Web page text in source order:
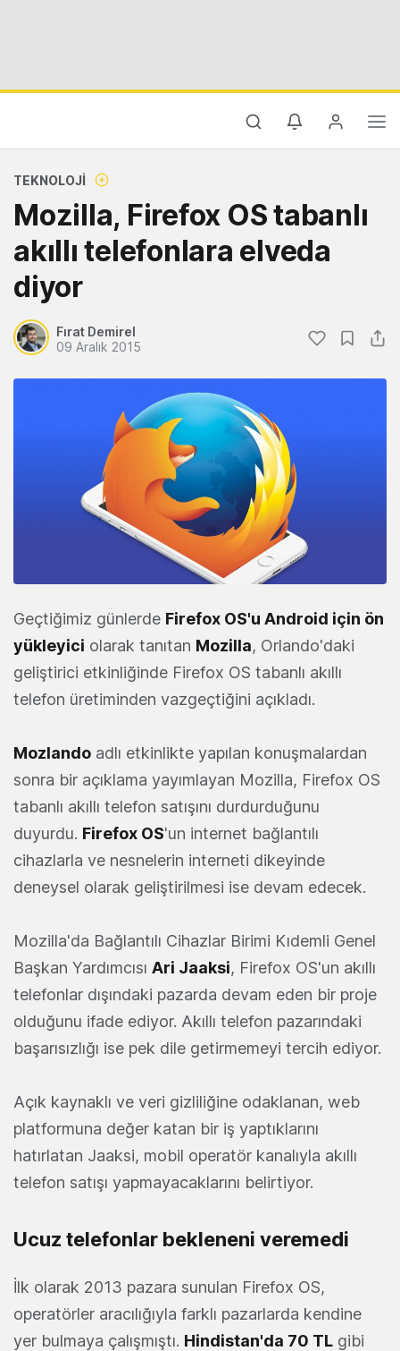
TEKNOLOJI
Mozilla, Firefox OS tabanlı
akıllı telefonlara elveda
diyor
Fırat Demirel
09 Aralık 2015
Geçtiğimiz günlerde Firefox OS'u Android için ön
yükleyici olarak tanıtan Mozilla, Orlando'daki
geliştirici etkinliğinde Firefox OS tabanlı akıllı
telefon üretiminden vazgeçtiğini açıkladı.
Mozlando adlı etkinlikte yapılan konuşmalardan
sonra bir açıklama yayımlayan Mozilla, Firefox OS
tabanlı akıllı telefon satışını durdurduğunu
duyurdu. Firefox OS'un internet bağlantılı
cihazlarla ve nesnelerin interneti dikeyinde
deneysel olarak geliştirilmesi ise devam edecek.
Mozilla'da Bağlantılı Cihazlar Birimi Kıdemli Genel
Başkan Yardımcısı Ari Jaaksi, Firefox OS'un akıllı
telefonlar dışındaki pazarda devam eden bir proje
olduğunu ifade ediyor. Akıllı telefon pazarındaki
başarısızlığı ise pek dile getirmemeyi tercih ediyor.
Açık kaynaklı ve veri gizliliğine odaklanan, web
platformuna değer katan bir iş yaptıklarını
hatırlatan Jaaksi, mobil operatör kanalıyla akıllı
telefon satışı yapmayacaklarını belirtiyor.
Ucuz telefonlar bekleneni veremedi
İlk olarak 2013 pazara sunulan Firefox OS,
operatörler aracılığıyla farklı pazarlarda kendine
yer bulmaya çalışmıştı. Hindistan'da 70 TL gibi